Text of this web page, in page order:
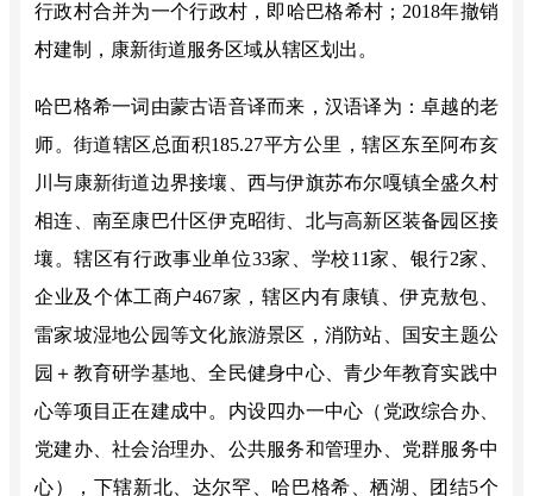
行政村合并为一个行政村，即哈巴格希村；2018年撤销
村建制， 康新街道服务区域从辖区划出。
哈巴格希一词由蒙古语音译而来，汉语译为：卓越的老
师。街道辖区总面积185.27平方公里，辖区东至阿布亥
川与康新街道边界接壤、西与伊旗苏布尔嘎镇全盛久村
相连、南至康巴什区伊克昭街、北与高新区装备园区接
壤。辖区有行政事业单位33家、学校11家、银行2家、
企业及个体工商户467家，辖区内有康镇、伊克敖包、
雷家坡湿地公园等文化旅游景区，消防站、国安主题公
园＋教育研学基地、全民健身中心、青少年教育实践中
心等项目正在建成中。内设四办一中心（党政综合办、
党建办、社会治理办、公共服务和管理办、党群服务中
心），下辖新北、达尔罕、哈巴格希、栖湖、团结5个